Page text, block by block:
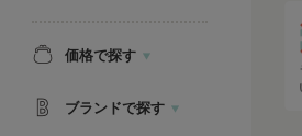
価格で探す
ブランドで探す